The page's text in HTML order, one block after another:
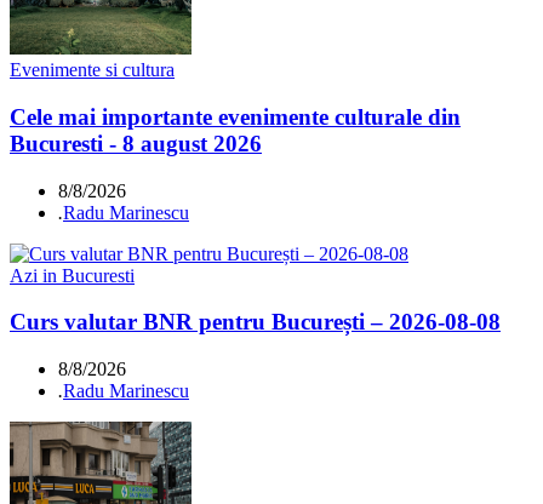
Evenimente si cultura
Cele mai importante evenimente culturale din
Bucuresti - 8 august 2026
8/8/2026
.Radu Marinescu
Azi in Bucuresti
Curs valutar BNR pentru București – 2026-08-08
8/8/2026
.Radu Marinescu